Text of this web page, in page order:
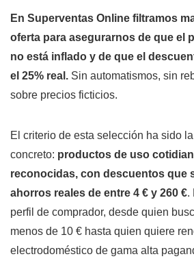
En Superventas Online filtramos
oferta para asegurarnos de que el
no está inflado y de que el
el 25% real. Sin automatismos, sin
sobre precios ficticios.
El criterio de esta selección ha sido
concreto: productos de uso
reconocidas, con descuentos que
ahorros reales de entre 4 € y 260 €.
perfil de comprador, desde quien
menos de 10 € hasta quien quiere
electrodoméstico de gama alta